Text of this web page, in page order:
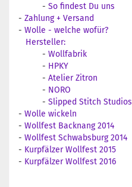
- So findest Du uns
- Zahlung + Versand
- Wolle - welche wofür?
Hersteller:
- Wollfabrik
- HPKY
- Atelier Zitron
- NORO
- Slipped Stitch Studios
- Wolle wickeln
- Wollfest Backnang 2014
- Wollfest Schwabsburg 2014
- Kurpfälzer Wollfest 2015
- Kurpfälzer Wollfest 2016